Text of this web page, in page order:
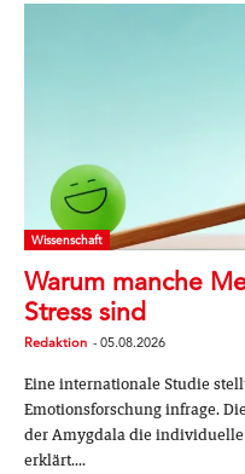
Wissenschaft
Warum manche
Stress sind
Redaktion -05.08.2026
Eine internationale Studie
Emotionsforschung infrage.
der Amygdala die
erklärt....